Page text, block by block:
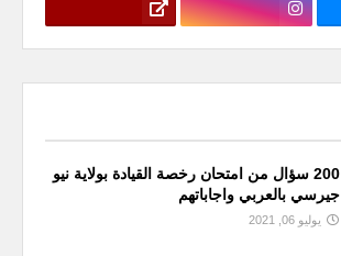
200 سؤال من امتحان رخصة القيادة بولاية نيو
جيرسي بالعربي واجاباتهم
يوليو 06, 2021